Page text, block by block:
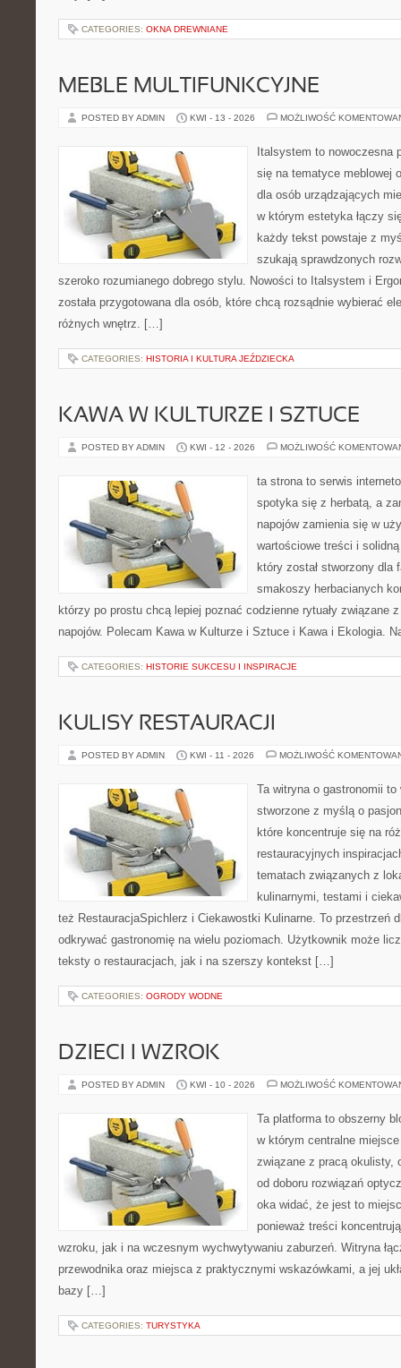
CATEGORIES: OKNA DREWNIANE
MEBLE MULTIFUNKCYJNE
POSTED BY ADMIN KWI - 13 - 2026 MOŻLIWOŚĆ
Italsystem to nowoczesna
się na tematyce meblowej
dla osób urządzających
w którym estetyka łączy
każdy tekst powstaje z
szukają sprawdzonych
szeroko rozumianego dobrego stylu. Nowości to Italsystem i
została przygotowana dla osób, które chcą rozsądnie wybierać
różnych wnętrz. […]
CATEGORIES: HISTORIA I KULTURA JEŹDZIECKA
KAWA W KULTURZE I SZTUCE
POSTED BY ADMIN KWI - 12 - 2026 MOŻLIWOŚĆ
ta strona to serwis
spotyka się z herbatą, a
napojów zamienia się w
wartościowe treści i
który został stworzony dla
smakoszy herbacianych
którzy po prostu chcą lepiej poznać codzienne rytuały związane
napojów. Polecam Kawa w Kulturze i Sztuce i Kawa i Ekologia.
CATEGORIES: HISTORIE SUKCESU I INSPIRACJE
KULISY RESTAURACJI
POSTED BY ADMIN KWI - 11 - 2026 MOŻLIWOŚĆ
Ta witryna o gastronomii
stworzone z myślą o
które koncentruje się na
restauracyjnych
tematach związanych z
kulinarnymi, testami i
też RestauracjaSpichlerz i Ciekawostki Kulinarne. To przestrzeń
odkrywać gastronomię na wielu poziomach. Użytkownik może
teksty o restauracjach, jak i na szerszy kontekst […]
CATEGORIES: OGRODY WODNE
DZIECI I WZROK
POSTED BY ADMIN KWI - 10 - 2026 MOŻLIWOŚĆ
Ta platforma to obszerny
w którym centralne
związane z pracą okulisty,
od doboru rozwiązań
oka widać, że jest to
ponieważ treści
wzroku, jak i na wczesnym wychwytywaniu zaburzeń. Witryna
przewodnika oraz miejsca z praktycznymi wskazówkami, a jej
bazy […]
CATEGORIES: TURYSTYKA